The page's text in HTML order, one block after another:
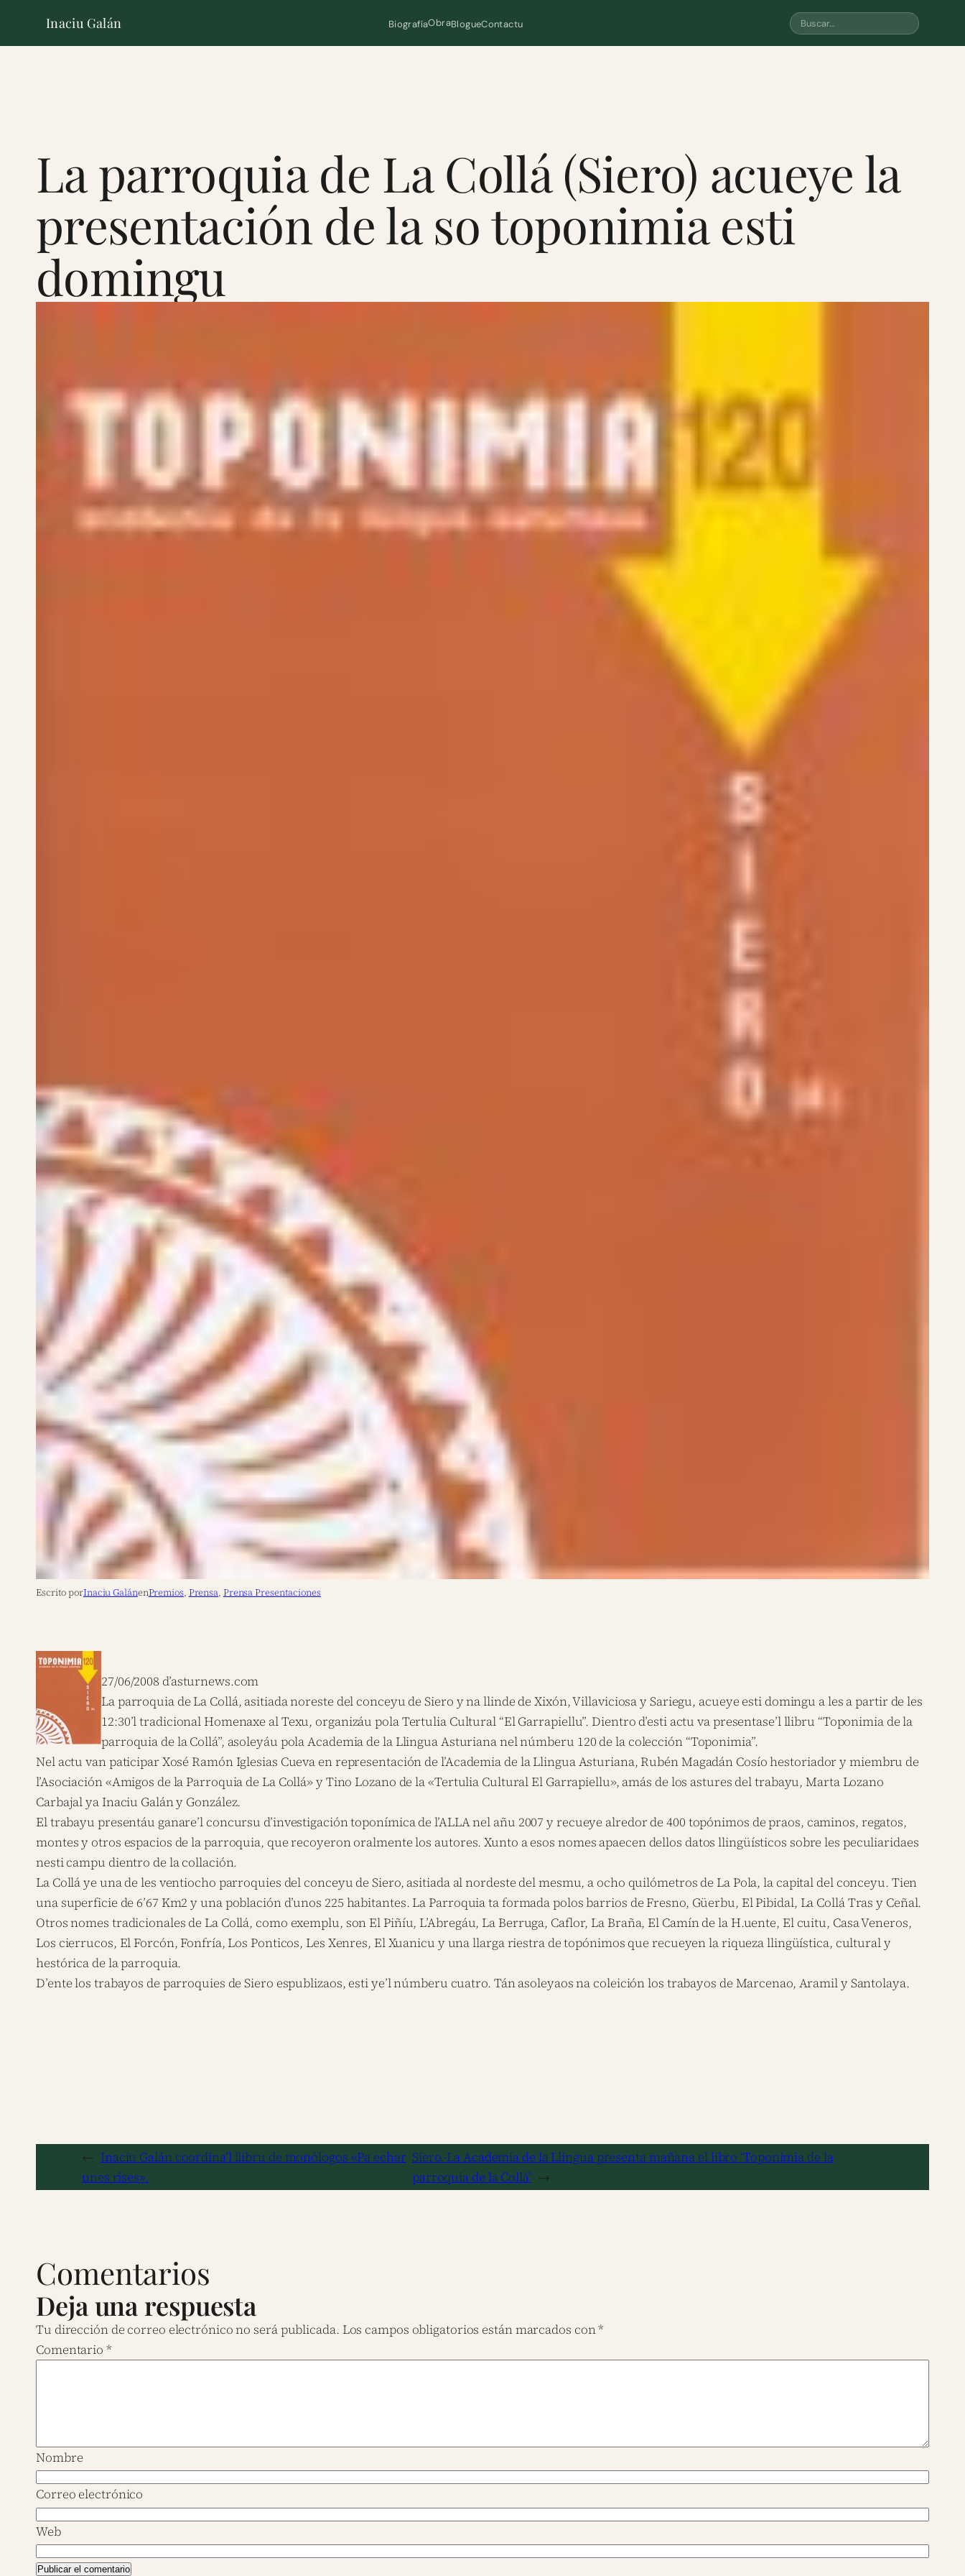
Inaciu Galán BiografíaObraBlogueContactu
La parroquia de La Collá (Siero) acueye la
presentación de la so toponimia esti
domingu
Escrito porInaciu GalánenPremios, Prensa, Prensa Presentaciones
27/06/2008 d’asturnews.com
La parroquia de La Collá, asitiada noreste del conceyu de Siero y na llinde de Xixón, Villaviciosa y Sariegu, acueye esti domingu a les a partir de les
12:30’l tradicional Homenaxe al Texu, organizáu pola Tertulia Cultural “El Garrapiellu”. Dientro d’esti actu va presentase’l llibru “Toponimia de la
parroquia de la Collá”, asoleyáu pola Academia de la Llingua Asturiana nel númberu 120 de la colección “Toponimia”.
Nel actu van paticipar Xosé Ramón Iglesias Cueva en representación de l’Academia de la Llingua Asturiana, Rubén Magadán Cosío hestoriador y miembru de
l’Asociación «Amigos de la Parroquia de La Collá» y Tino Lozano de la «Tertulia Cultural El Garrapiellu», amás de los astures del trabayu, Marta Lozano
Carbajal ya Inaciu Galán y González.
El trabayu presentáu ganare’l concursu d’investigación toponímica de l’ALLA nel añu 2007 y recueye alredor de 400 topónimos de praos, caminos, regatos,
montes y otros espacios de la parroquia, que recoyeron oralmente los autores. Xunto a esos nomes apaecen dellos datos llingüísticos sobre les peculiaridaes
nesti campu dientro de la collación.
La Collá ye una de les ventiocho parroquies del conceyu de Siero, asitiada al nordeste del mesmu, a ocho quilómetros de La Pola, la capital del conceyu. Tien
una superficie de 6’67 Km2 y una población d’unos 225 habitantes. La Parroquia ta formada polos barrios de Fresno, Güerbu, El Pibidal, La Collá Tras y Ceñal.
Otros nomes tradicionales de La Collá, como exemplu, son El Piñíu, L’Abregáu, La Berruga, Caflor, La Braña, El Camín de la H.uente, El cuitu, Casa Veneros,
Los cierrucos, El Forcón, Fonfría, Los Ponticos, Les Xenres, El Xuanicu y una llarga riestra de topónimos que recueyen la riqueza llingüística, cultural y
hestórica de la parroquia.
D’ente los trabayos de parroquies de Siero espublizaos, esti ye’l númberu cuatro. Tán asoleyaos na coleición los trabayos de Marcenao, Aramil y Santolaya.
← Inaciu Galán coordina’l llibru de monólogos «Pa echar
unes rises».
Siero.-La Academia de la Llingua presenta mañana el libro ‘Toponimia de la
parroquia de la Collá’ →
Comentarios
Deja una respuesta
Tu dirección de correo electrónico no será publicada. Los campos obligatorios están marcados con*
Comentario *
Nombre
Correo electrónico
Web